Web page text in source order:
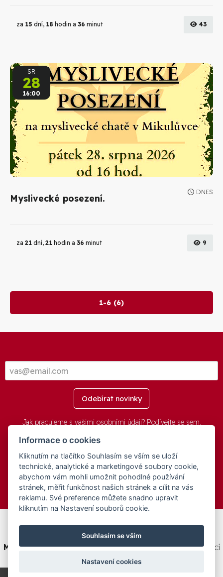
za 15 dní, 18 hodin a 36 minut 43
SR
28
16:00
DNES
Myslivecké posezení.
za 21 dní, 21 hodin a 36 minut 9
1-6 (6)
Odebírat novinky
Jak pracujeme s vašimi osobními údaji? Podívejte se sem.
© 2016-2026 -aGovernment.cz&Obec Oznice. Software:
aGovernment, Verze:4.0.1.1 - Beta. Číslo Licence: 74274001
Všechna práva vyhrazenaOchrana osobních údajů,Přístupnost
Tento web byl spolufinancován v rámci programu
Medializujeme ČESKO.czna podporu a modernizaci obcí
ČR.
Informace o cookies
Kliknutím na tlačítko Souhlasím se vším se uloží
technické, analytické a marketingové soubory cookie,
abychom vám mohli umožnit pohodlné používání
stránek, měřit funkčnost našich stránek a cílit na vás
reklamu. Své preference můžete snadno upravit
kliknutím na Nastavení souborů cookie.
Souhlasím se vším
Nastavení cookies